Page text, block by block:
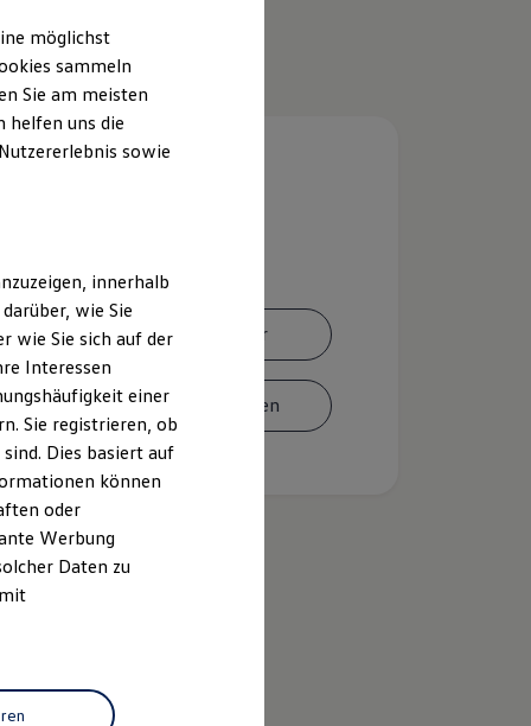
Ansprechpartner
Termin vereinbaren
ID.
möglichst
sammeln
Sie am meisten
helfen uns die
sowie
innerhalb
wie Sie
wie Sie sich auf der
Interessen
einer
Sie registrieren, ob
Dies basiert auf
können
oder
Werbung
Daten zu